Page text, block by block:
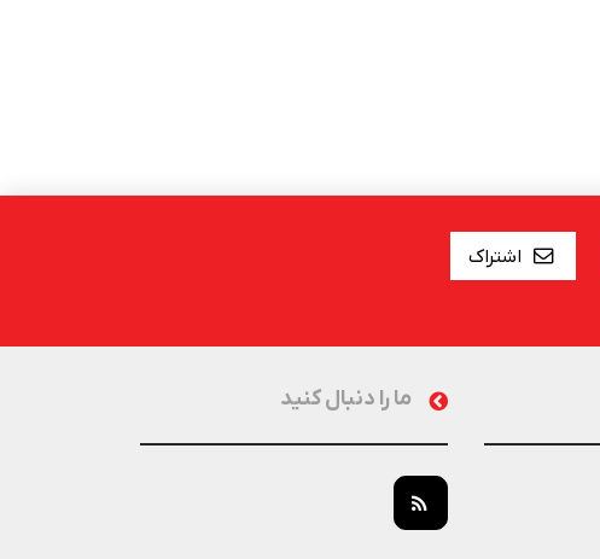
اشتراک
ما را دنبال کنید